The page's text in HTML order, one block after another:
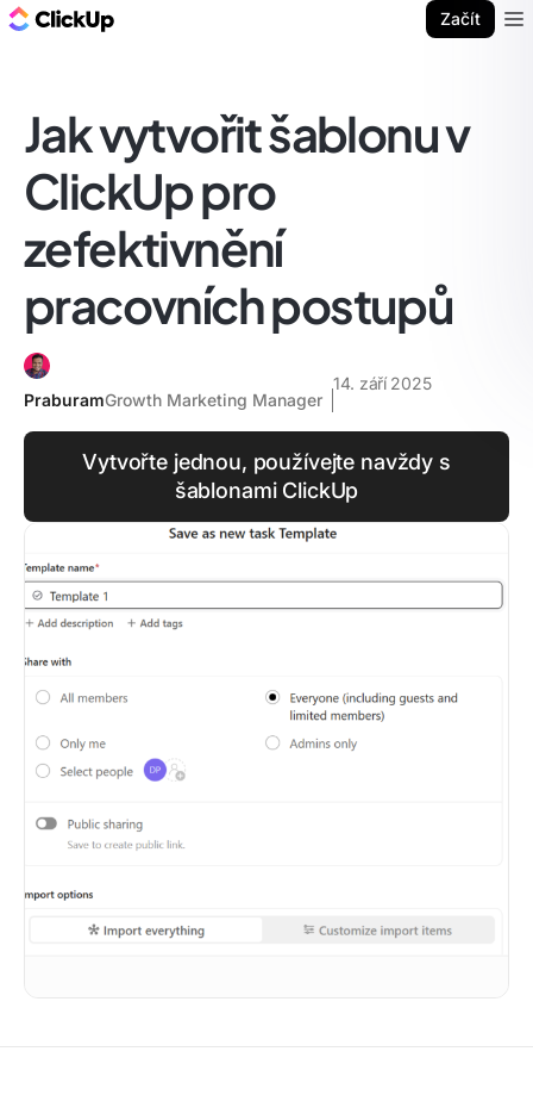
Začít
Jak vytvořit šablonu v
ClickUp pro
zefektivnění
pracovních postupů
PraburamGrowth Marketing Manager
14. září 2025
Vytvořte jednou, používejte navždy s
šablonami ClickUp